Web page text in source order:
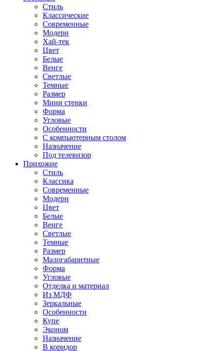
Стиль
Классические
Современные
Модерн
Хай-тек
Цвет
Белые
Венге
Светлые
Темные
Размер
Мини стенки
Форма
Угловые
Особенности
С компьютерным столом
Назначение
Под телевизор
Прихожие
Стиль
Классика
Современные
Модерн
Цвет
Белые
Венге
Светлые
Темные
Размер
Малогабаритные
Форма
Угловые
Отделка и материал
Из МДФ
Зеркальные
Особенности
Купе
Эконом
Назначение
В коридор